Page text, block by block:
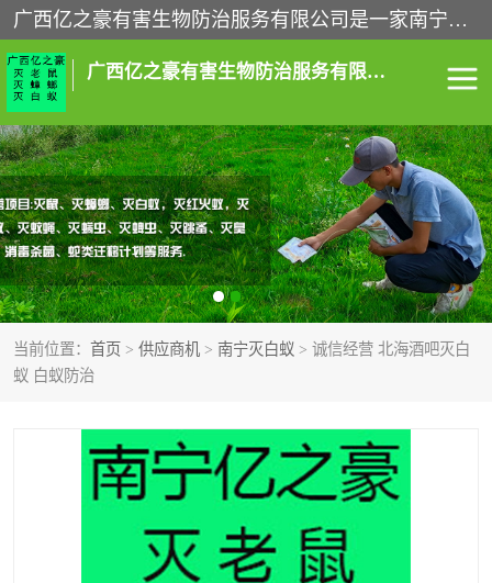
广西亿之豪有害生物防治服务有限公司是一家南宁灭鼠公司、灭蟑螂公司，南宁杀虫公司，南宁除虫公司，南宁灭跳蚤公司，南宁灭白蚁公司，南宁除四害公司,广西亿之豪有害生物防治服务有限公司专业灭蟑螂,除臭虫,其他害虫,服务上门,安全环保,售后保障,一次消杀，竭诚为您服务.
广西亿之豪有害生物防治服务有限公司
当前位置： 首页 > 供应商机 > 南宁灭白蚁 > 诚信经营 北海酒吧灭白
蚁 白蚁防治
南宁灭白蚁 南宁灭老鼠
南宁灭蟑螂 南宁杀虫
南宁除四害 南宁消杀
南宁除虫公司